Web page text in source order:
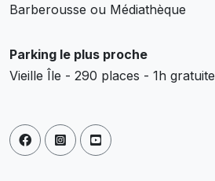
Barberousse ou Médiathèque
Parking le plus proche
Vieille Île - 290 places - 1h gratuite